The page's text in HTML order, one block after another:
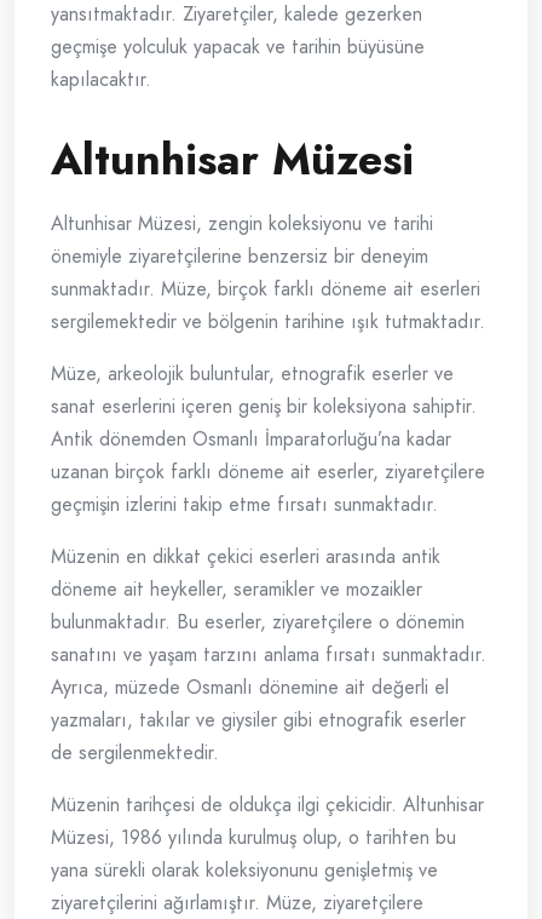
yansıtmaktadır. Ziyaretçiler, kalede gezerken
geçmişe yolculuk yapacak ve tarihin büyüsüne
kapılacaktır.
Altunhisar Müzesi
Altunhisar Müzesi, zengin koleksiyonu ve tarihi
önemiyle ziyaretçilerine benzersiz bir deneyim
sunmaktadır. Müze, birçok farklı döneme ait eserleri
sergilemektedir ve bölgenin tarihine ışık tutmaktadır.
Müze, arkeolojik buluntular, etnografik eserler ve
sanat eserlerini içeren geniş bir koleksiyona sahiptir.
Antik dönemden Osmanlı İmparatorluğu’na kadar
uzanan birçok farklı döneme ait eserler, ziyaretçilere
geçmişin izlerini takip etme fırsatı sunmaktadır.
Müzenin en dikkat çekici eserleri arasında antik
döneme ait heykeller, seramikler ve mozaikler
bulunmaktadır. Bu eserler, ziyaretçilere o dönemin
sanatını ve yaşam tarzını anlama fırsatı sunmaktadır.
Ayrıca, müzede Osmanlı dönemine ait değerli el
yazmaları, takılar ve giysiler gibi etnografik eserler
de sergilenmektedir.
Müzenin tarihçesi de oldukça ilgi çekicidir. Altunhisar
Müzesi, 1986 yılında kurulmuş olup, o tarihten bu
yana sürekli olarak koleksiyonunu genişletmiş ve
ziyaretçilerini ağırlamıştır. Müze, ziyaretçilere